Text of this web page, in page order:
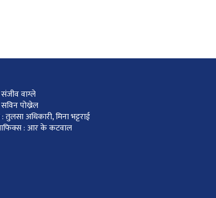
वाग्ले
पोख्रेल
तुलसा अधिकारी, मिना भट्टराई
: आर के कटवाल